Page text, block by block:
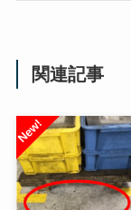
関連記事